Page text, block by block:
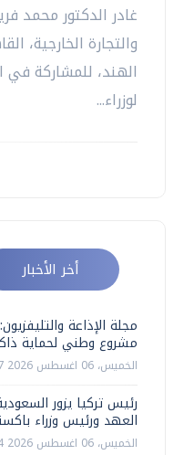
غادر الدكتور محمد
والتجارة الخارجية،
الهند، للمشاركة
لوزراء...
أخر الأخبار
مجلة الإذاعة
مشروع وطني لحماية
الخميس، 06 اغسطس 2026 10:37 م
رئيس تركيا يزور
العهد ورئيس وزراء
الخميس، 06 اغسطس 2026 10:34 م